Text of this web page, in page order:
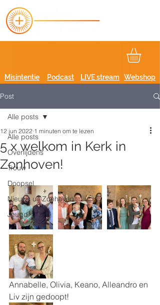
Podcast
Misintentie LIVE stream Webshop
Post
Alle posts
Overlijdens
Trouw
Doopsel
Nieuws uit Zonhoven
Jeugd
Alle posts
5 x welkom in Kerk in
Zonhoven!
12 jun 2022 1 minuten om te lezen
Annabelle, Olivia, Keano, Alleandro en
Liv zijn gedoopt!